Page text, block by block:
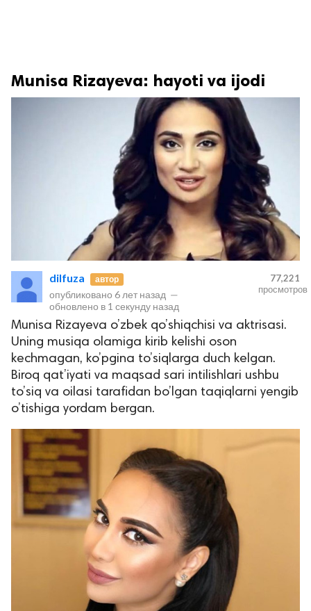
защищены.
Munisa Rizayeva: hayoti va ijodi
dilfuza автор
опубликовано 6 лет назад —
обновлено в 1 секунду назад
77,221
просмотров
Munisa Rizayeva o’zbek qo’shiqchisi va aktrisasi.
Uning musiqa olamiga kirib kelishi oson
kechmagan, ko’pgina to’siqlarga duch kelgan.
Biroq qat’iyati va maqsad sari intilishlari ushbu
to’siq va oilasi tarafidan bo’lgan taqiqlarni yengib
o’tishiga yordam bergan.